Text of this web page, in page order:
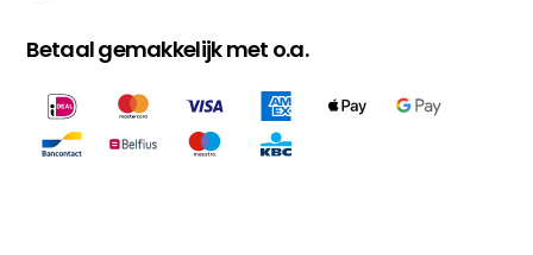
Betaal gemakkelijk met o.a.